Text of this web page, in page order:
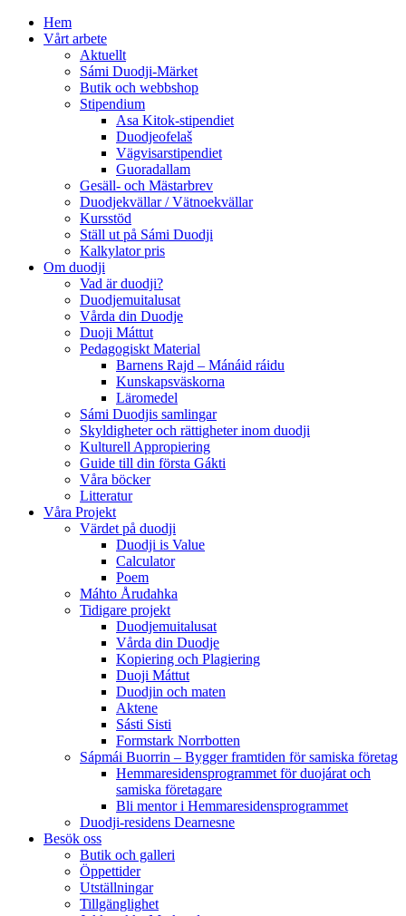
Hem
Vårt arbete
Aktuellt
Sámi Duodji-Märket
Butik och webbshop
Stipendium
Asa Kitok-stipendiet
Duodjeofelaš
Vägvisarstipendiet
Guoradallam
Gesäll- och Mästarbrev
Duodjekvällar / Vätnoekvällar
Kursstöd
Ställ ut på Sámi Duodji
Kalkylator pris
Om duodji
Vad är duodji?
Duodjemuitalusat
Vårda din Duodje
Duoji Máttut
Pedagogiskt Material
Barnens Rajd – Mánáid ráidu
Kunskapsväskorna
Läromedel
Sámi Duodjis samlingar
Skyldigheter och rättigheter inom duodji
Kulturell Appropiering
Guide till din första Gákti
Våra böcker
Litteratur
Våra Projekt
Värdet på duodji​
Duodji is Value
Calculator
Poem
Máhto Årudahka
Tidigare projekt
Duodjemuitalusat
Vårda din Duodje
Kopiering och Plagiering
Duoji Máttut
Duodjin och maten
Aktene
Sásti Sisti
Formstark Norrbotten
Sápmái Buorrin – Bygger framtiden för samiska företag
Hemmaresidensprogrammet för duojárat och
samiska företagare​
Bli mentor i Hemmaresidensprogrammet
Duodji-residens Dearnesne
Besök oss
Butik och galleri
Öppettider
Utställningar
Tillgänglighet